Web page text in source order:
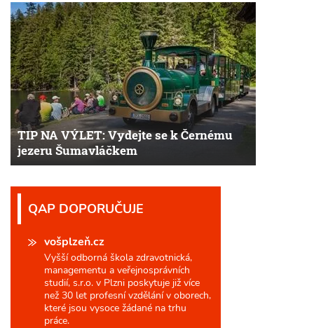
TIP NA VÝLET: Vydejte se k Černému
jezeru Šumavláčkem
QAP DOPORUČUJE
vošplzeň.cz
Vyšší odborná škola zdravotnická,
managementu a veřejnosprávních
studií, s.r.o. v Plzni poskytuje již více
než 30 let profesní vzdělání v oborech,
které jsou vysoce žádané na trhu
práce.